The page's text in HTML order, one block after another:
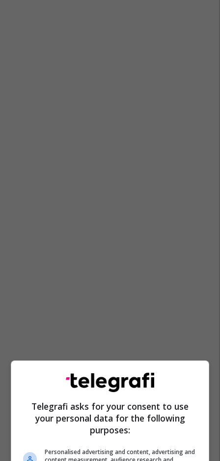
Telegrafi asks for your consent to use
your personal data for the following
purposes:
Personalised advertising and content, advertising and